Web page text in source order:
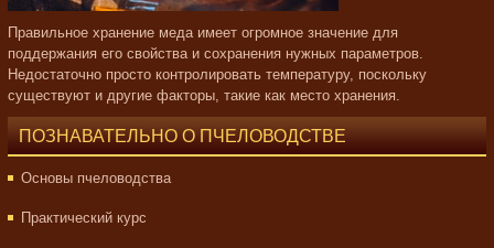
Правильное хранение меда имеет огромное значение для
поддержания его свойства и сохранения нужных параметров.
Недостаточно просто контролировать температуру, поскольку
существуют и другие факторы, такие как место хранения.
ПОЗНАВАТЕЛЬНО О ПЧЕЛОВОДСТВЕ
Основы пчеловодства
Практический курс